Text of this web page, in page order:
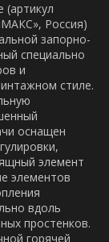
(артикул
Россия)
запорно-
специально
и
стиле.
оснащен
элемент
элементов
вдоль
простенков.
горячей